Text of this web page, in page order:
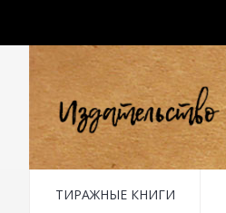
ТИРАЖНЫЕ КНИГИ